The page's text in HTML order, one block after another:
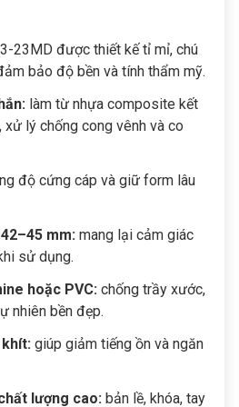
23MD được thiết kế tỉ mỉ, chú
bảo độ bền và tính thẩm mỹ.
làm từ nhựa composite kết
lý chống cong vênh và co
độ cứng cáp và giữ form lâu
mm: mang lại cảm giác
sử dụng.
hoặc PVC: chống trầy xước,
nhiên bền đẹp.
giúp giảm tiếng ồn và ngăn
lượng cao: bản lề, khóa, tay